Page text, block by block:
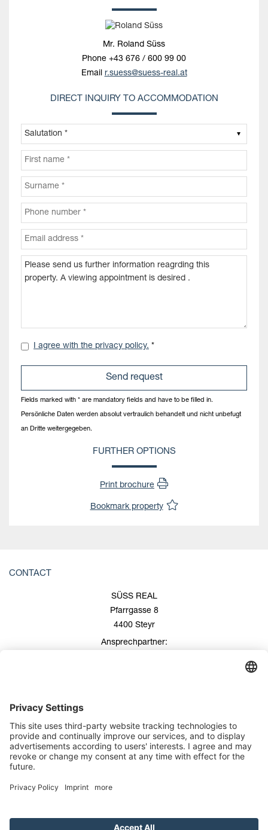
Mr. Roland Süss
Phone +43 676 / 600 99 00
Email r.suess@suess-real.at
DIRECT INQUIRY TO ACCOMMODATION
I agree with the privacy policy. *
Fields marked with * are mandatory fields and have to be filled in.
Persönliche Daten werden absolut vertraulich behandelt und nicht unbefugt
an Dritte weitergegeben.
FURTHER OPTIONS
Print brochure
Bookmark property
CONTACT
SÜSS REAL
Pfarrgasse 8
4400 Steyr
Ansprechpartner: